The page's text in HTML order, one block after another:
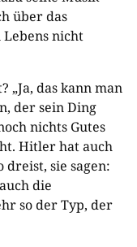
über das
nicht
„Ja, das kann man
der sein Ding
nichts Gutes
Hitler hat auch
dreist, sie sagen:
die
so der Typ, der